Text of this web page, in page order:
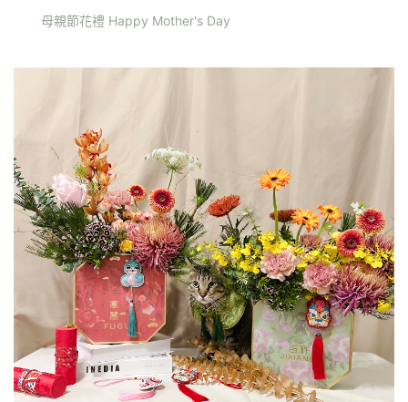
母親節花禮 Happy Mother's Day